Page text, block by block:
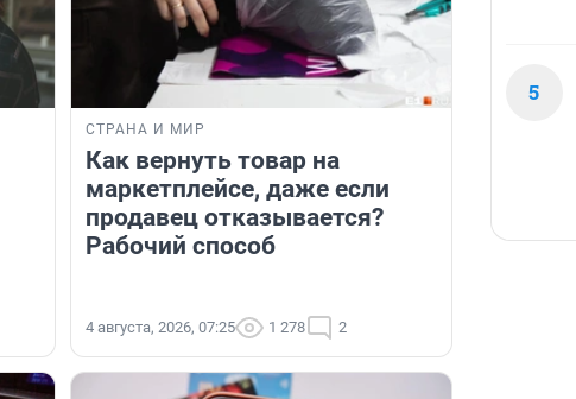
СТРАНА И МИР
Как вернуть товар на
маркетплейсе, даже если
продавец отказывается?
Рабочий способ
4 августа, 2026, 07:25 1 278 2
5